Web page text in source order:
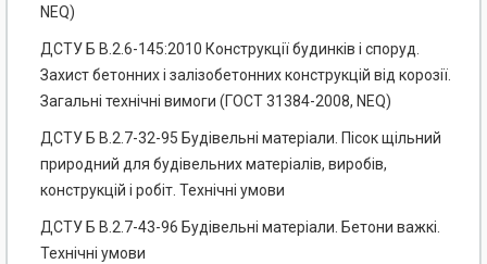
NEQ)
ДСТУ Б В.2.6-145:2010 Конструкції будинків і споруд.
Захист бетонних і залізобетонних конструкцій від корозії.
Загальні технічні вимоги (ГОСТ 31384-2008, NEQ)
ДСТУ Б В.2.7-32-95 Будівельні матеріали. Пісок щільний
природний для будівельних матеріалів, виробів,
конструкцій і робіт. Технічні умови
ДСТУ Б В.2.7-43-96 Будівельні матеріали. Бетони важкі.
Технічні умови